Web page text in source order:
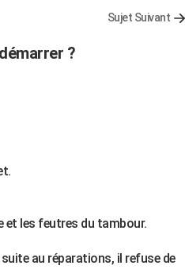
Sujet Suivant
?
et les feutres du tambour.
au réparations, il refuse de